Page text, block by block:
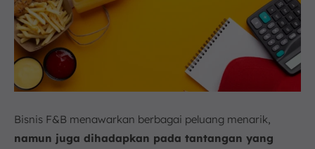
Bisnis F&B menawarkan berbagai peluang menarik,
namun juga dihadapkan pada tantangan yang